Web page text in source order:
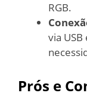
RGB.
via
Prós e